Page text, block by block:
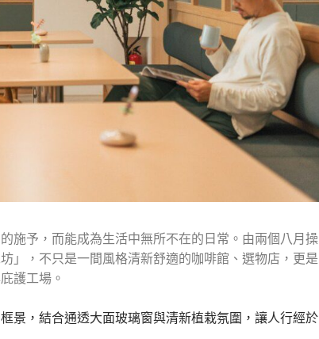
施予，而能成為生活中無所不在的日常。由兩個八月操
」，不只是一間風格清新舒適的咖啡館、選物店，更是
護工場。
景，結合通透大面玻璃窗與清新植栽氛圍，讓人行經於